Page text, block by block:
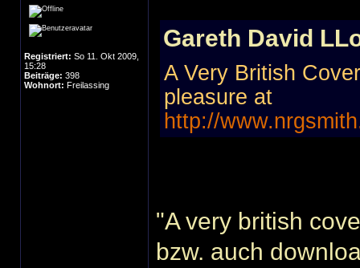
Registriert: So 11. Okt 2009,
15:28
Beiträge: 398
Wohnort: Freilassing
Gareth David
A Very British
pleasure at
http://
"A very british
bzw. auch